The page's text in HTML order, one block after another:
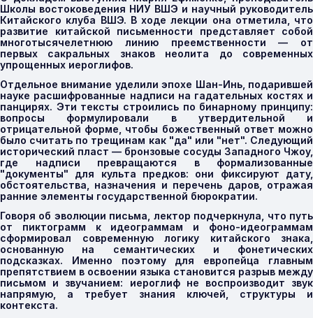
Школы востоковедения НИУ ВШЭ и научный руководитель
Китайского клуба ВШЭ. В ходе лекции она отметила, что
развитие китайской письменности представляет собой
многотысячелетнюю линию преемственности — от
первых сакральных знаков неолита до современных
упрощенных иероглифов.
Отдельное внимание уделили эпохе Шан-Инь, подарившей
науке расшифрованные надписи на гадательных костях и
панцирях. Эти тексты строились по бинарному принципу:
вопросы формулировали в утвердительной и
отрицательной форме, чтобы божественный ответ можно
было считать по трещинам как "да" или "нет". Следующий
исторический пласт — бронзовые сосуды Западного Чжоу,
где надписи превращаются в формализованные
"документы" для культа предков: они фиксируют дату,
обстоятельства, назначения и перечень даров, отражая
ранние элементы государственной бюрократии.
Говоря об эволюции письма, лектор подчеркнула, что путь
от пиктограмм к идеограммам и фоно-идеограммам
сформировал современную логику китайского знака,
основанную на семантических и фонетических
подсказках. Именно поэтому для европейца главным
препятствием в освоении языка становится разрыв между
письмом и звучанием: иероглиф не воспроизводит звук
напрямую, а требует знания ключей, структуры и
контекста.